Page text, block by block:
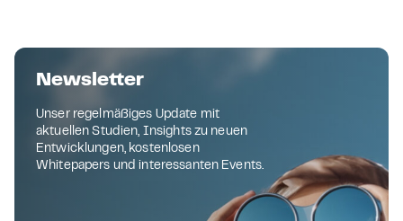
Newsletter
Unser regelmäßiges Update mit
aktuellen Studien, Insights zu neuen
Entwicklungen, kostenlosen
Whitepapers und interessanten Events.